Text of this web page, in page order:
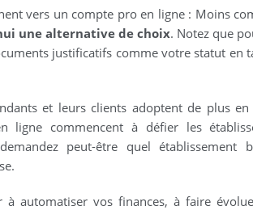
vers un compte pro en ligne : Moins
une alternative de choix. Notez que
justificatifs comme votre statut en
et leurs clients adoptent de plus
commencent à défier les
peut-être quel établissement
automatiser vos finances, à faire